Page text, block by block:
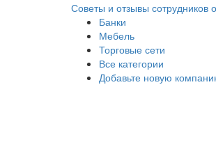
Советы и отзывы сотрудников
Банки
Мебель
Торговые сети
Все категории
Добавьте новую